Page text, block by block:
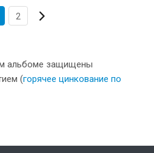
2
альбоме защищены
(горячее цинкование по